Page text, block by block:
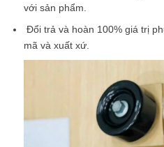
với sản phẩm.
Đổi trả và hoàn 100% giá trị
mã và xuất xứ.